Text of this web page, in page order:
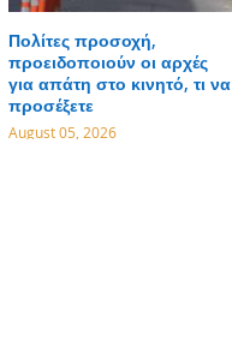
Πολίτες προσοχή,
προειδοποιούν οι αρχές
για απάτη στο κινητό, τι να
προσέξετε
August 05, 2026